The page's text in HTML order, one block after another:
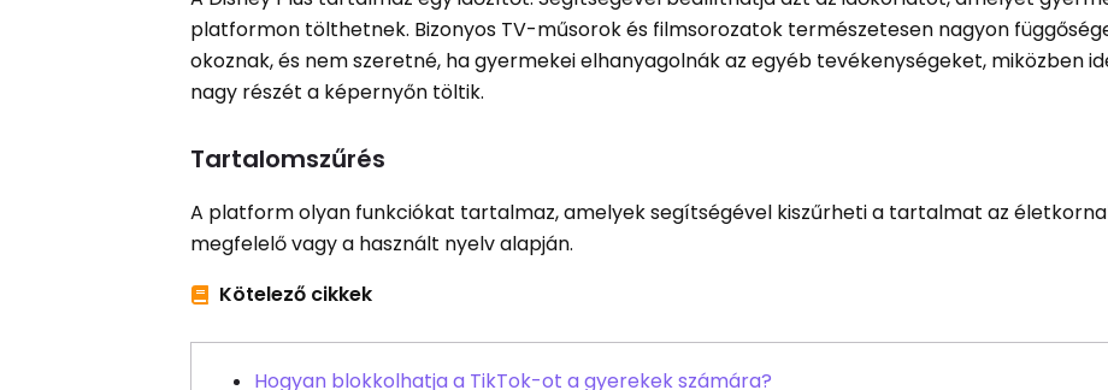
platformon tölthetnek. Bizonyos TV-műsorok és filmsorozatok természetesen nagyon
okoznak, és nem szeretné, ha gyermekei elhanyagolnák az egyéb tevékenységeket, miközben
nagy részét a képernyőn töltik.
Tartalomszűrés
A platform olyan funkciókat tartalmaz, amelyek segítségével kiszűrheti a tartalmat az
megfelelő vagy a használt nyelv alapján.
Kötelező cikkek
Hogyan blokkolhatja a TikTok-ot a gyerekek számára?